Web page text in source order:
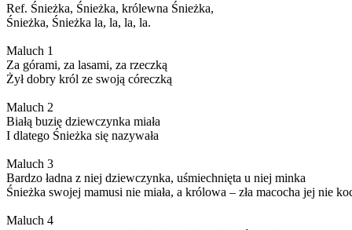
Ref. Śnieżka, Śnieżka, królewna Śnieżka,
Śnieżka, Śnieżka la, la, la, la.
Maluch 1
Za górami, za lasami, za rzeczką
Żył dobry król ze swoją córeczką
Maluch 2
Białą buzię dziewczynka miała
I dlatego Śnieżka się nazywała
Maluch 3
Bardzo ładna z niej dziewczynka, uśmiechnięta u niej minka
Śnieżka swojej mamusi nie miała, a królowa – zła macocha jej nie
Maluch 4